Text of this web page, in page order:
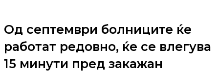
Од септември болниците ќе
работат редовно, ќе се влегува
15 минути пред закажан